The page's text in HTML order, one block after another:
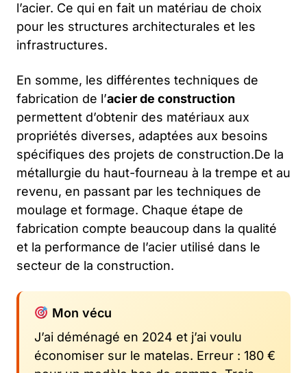
l’acier. Ce qui en fait un matériau de choix
pour les structures architecturales et les
infrastructures.
En somme, les différentes techniques de
fabrication de l’acier de construction
permettent d’obtenir des matériaux aux
propriétés diverses, adaptées aux besoins
spécifiques des projets de construction.De la
métallurgie du haut-fourneau à la trempe et au
revenu, en passant par les techniques de
moulage et formage. Chaque étape de
fabrication compte beaucoup dans la qualité
et la performance de l’acier utilisé dans le
secteur de la construction.
Mon vécu
J’ai déménagé en 2024 et j’ai voulu
économiser sur le matelas. Erreur : 180 €